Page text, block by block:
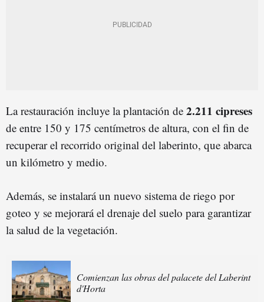
La restauración incluye la plantación de 2.211 cipreses
de entre 150 y 175 centímetros de altura, con el fin de
recuperar el recorrido original del laberinto, que abarca
un kilómetro y medio.
Además, se instalará un nuevo sistema de riego por
goteo y se mejorará el drenaje del suelo para garantizar
la salud de la vegetación.
Comienzan las obras del palacete del Laberint
d'Horta